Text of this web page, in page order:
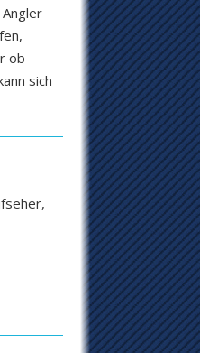
ob
sich